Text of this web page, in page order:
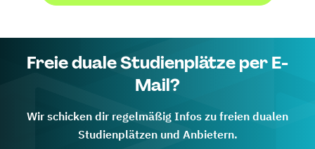
Freie duale Studienplätze per E-
Mail?
Wir schicken dir regelmäßig Infos zu freien dualen
Studienplätzen und Anbietern.